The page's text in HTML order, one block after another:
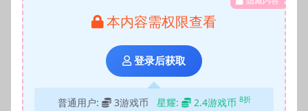
本内容需权限查看
登录后获取
普通用户: 3游戏币 星耀: 2.4游戏币 8折